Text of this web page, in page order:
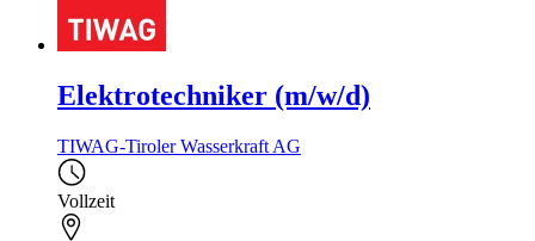
Elektrotechniker (m/w/d)
TIWAG-Tiroler Wasserkraft AG
Vollzeit